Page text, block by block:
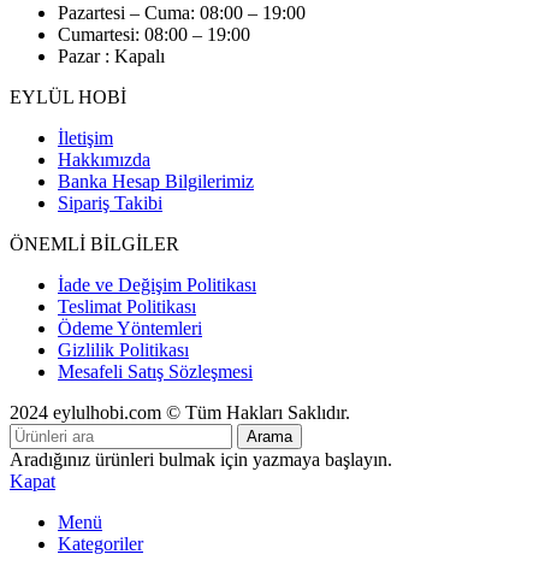
Pazartesi – Cuma: 08:00 – 19:00
Cumartesi: 08:00 – 19:00
Pazar : Kapalı
EYLÜL HOBİ
İletişim
Hakkımızda
Banka Hesap Bilgilerimiz
Sipariş Takibi
ÖNEMLİ BİLGİLER
İade ve Değişim Politikası
Teslimat Politikası
Ödeme Yöntemleri
Gizlilik Politikası
Mesafeli Satış Sözleşmesi
2024 eylulhobi.com © Tüm Hakları Saklıdır.
Arama
Aradığınız ürünleri bulmak için yazmaya başlayın.
Kapat
Menü
Kategoriler